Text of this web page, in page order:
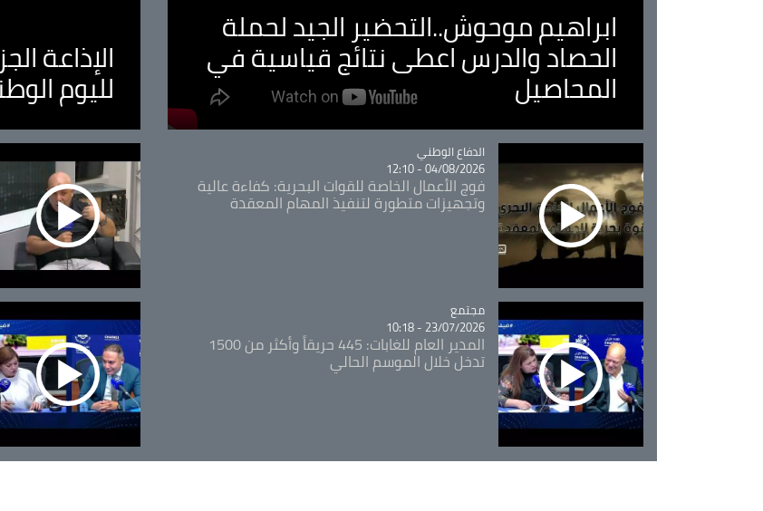
ابراهيم موحوش..التحضير الجيد لحملة
الحصاد والدرس اعطى نتائج قياسية في
المحاصيل
الإذاعة
لليوم
Catégorie
الدفاع الوطني
04/08/2026 - 12:10
فوج الأعمال الخاصة للقوات البحرية: كفاءة عالية
وتجهيزات متطورة لتنفيذ المهام المعقدة
Catégorie
مجتمع
23/07/2026 - 10:18
المدير العام للغابات: 445 حريقاً وأكثر من 1500
تدخل خلال الموسم الحالي